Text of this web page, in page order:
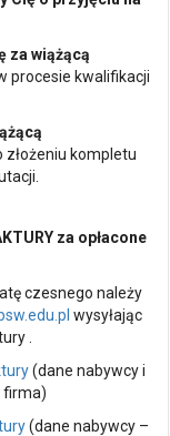
za wiążącą
procesie kwalifikacji
kompletu
za opłacone
czesnego należy
wysyłając
.
(dane nabywcy i
firma)
(dane nabywcy –